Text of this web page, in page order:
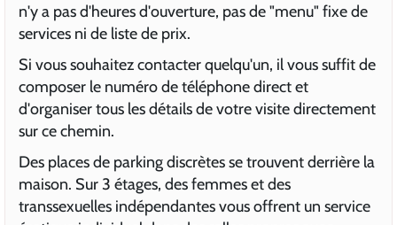
n'y a pas d'heures d'ouverture, pas de "menu" fixe de
services ni de liste de prix.
Si vous souhaitez contacter quelqu'un, il vous suffit de
composer le numéro de téléphone direct et
d'organiser tous les détails de votre visite directement
sur ce chemin.
Des places de parking discrètes se trouvent derrière la
maison. Sur 3 étages, des femmes et des
transsexuelles indépendantes vous offrent un service